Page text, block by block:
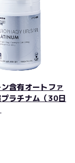
含有オートファ
ラチナム（30日